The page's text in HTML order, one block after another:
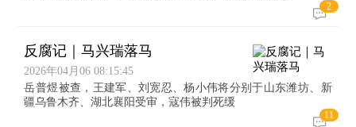
2
反腐记｜马兴瑞落马
2026年04月06 08:15:45
岳普煜被查，王建军、刘宽忍、杨小伟将分别于山东潍坊、新
疆乌鲁木齐、湖北襄阳受审，寇伟被判死缓
11